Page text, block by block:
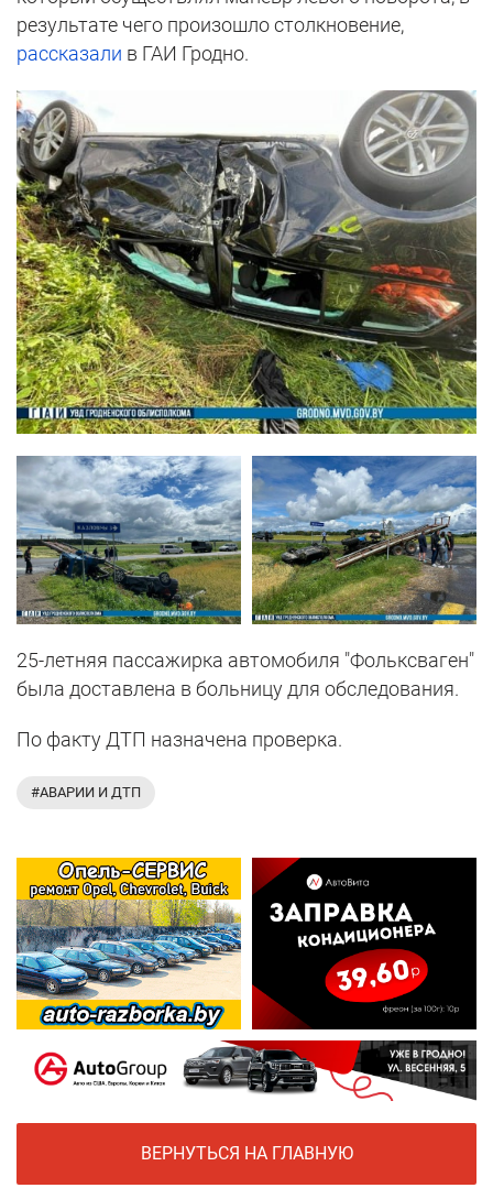
результате чего произошло столкновение,
рассказали в ГАИ Гродно.
25-летняя пассажирка автомобиля "Фольксваген"
была доставлена в больницу для обследования.
По факту ДТП назначена проверка.
#АВАРИИ И ДТП
ВЕРНУТЬСЯ НА ГЛАВНУЮ